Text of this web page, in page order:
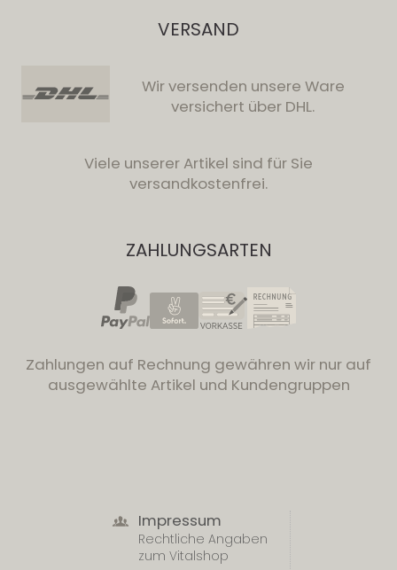
VERSAND
Wir versenden unsere Ware
versichert über DHL.
Viele unserer Artikel sind für Sie
versandkostenfrei.
ZAHLUNGSARTEN
Zahlungen auf Rechnung gewähren wir nur auf
ausgewählte Artikel und Kundengruppen
Impressum
Rechtliche Angaben
zum Vitalshop